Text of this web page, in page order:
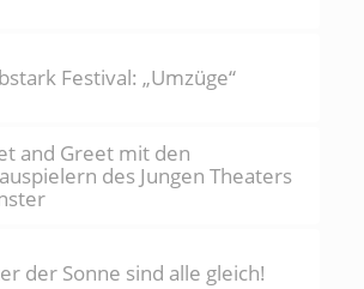
Festival: „Umzüge“
and Greet mit den
des Jungen Theaters
der Sonne sind alle gleich!